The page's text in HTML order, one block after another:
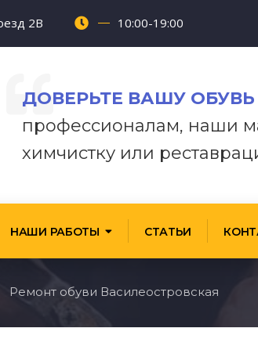
2В 10:00-19:00
ДОВЕРЬТЕ ВАШУ ОБУВЬ
профессионалам, наши
химчистку или
НАШИ РАБОТЫ СТАТЬИ
Ремонт обуви Василеостровская